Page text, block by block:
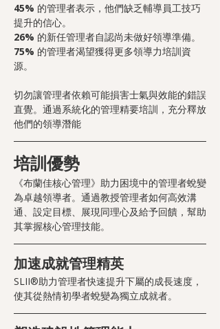
45% 的管理者表示，他們缺乏輔導員工技巧
提升的信心。
26% 的新任管理者自認尚未做好領導準備。
75% 的管理者渴望獲得更多領導力培訓資
源。
切勿讓管理者依賴可能損害士氣與效能的錯誤
直覺。通過系統化的管理精要培訓，充分釋放
他們的領導潛能
培訓優勢
《布蘭佳核心管理》助力困境中的管理者蛻變
為卓越領導者。通過教授管理者如何高效溝
通、設定目標、展現同理心及給予回饋，幫助
其掌握核心管理技能。
加速成就管理精英
SLII®助力管理者快速提升下屬的成長速度，
使其從熱情初學者蛻變為獨立成就者。